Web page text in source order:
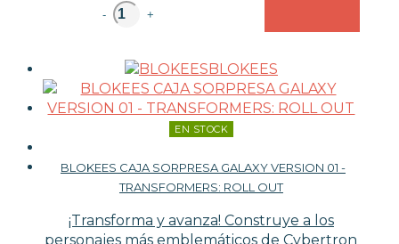
- +
BLOKEES
EN STOCK
BLOKEES CAJA SORPRESA GALAXY VERSION 01 -
TRANSFORMERS: ROLL OUT
¡Transforma y avanza! Construye a los
personajes más emblemáticos de Cybertron